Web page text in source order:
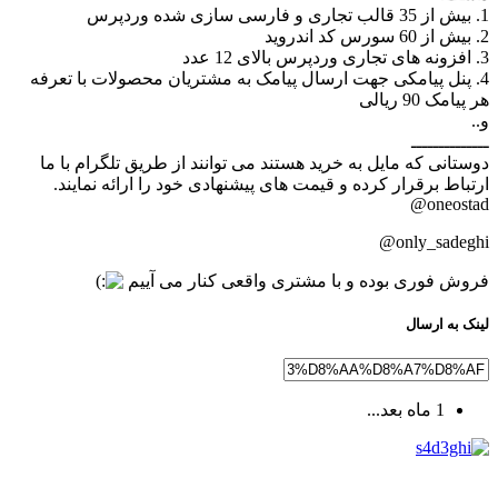
1. بیش از 35 قالب تجاری و فارسی سازی شده وردپرس
2. بیش از 60 سورس کد اندروید
3. افزونه های تجاری وردپرس بالای 12 عدد
4. پنل پیامکی جهت ارسال پیامک به مشتریان محصولات با تعرفه
هر پیامک 90 ریالی
و..
ــــــــــــــ
دوستانی که مایل به خرید هستند می توانند از طریق تلگرام با ما
ارتباط برقرار کرده و قیمت های پیشنهادی خود را ارائه نمایند.
oneostad@
only_sadeghi@
فروش فوری بوده و با مشتری واقعی کنار می آییم
لینک به ارسال
1 ماه بعد...